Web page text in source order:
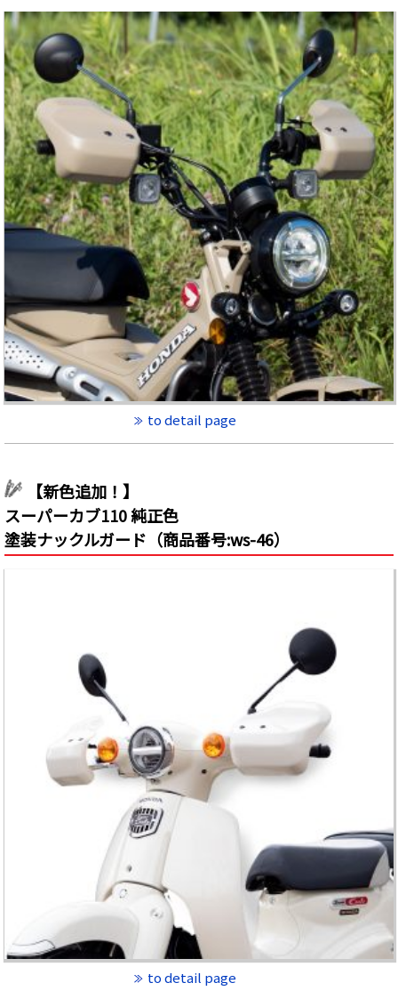
to detail page
【新色追加！】
スーパーカブ110 純正色
塗装ナックルガード（商品番号:ws-46）
to detail page